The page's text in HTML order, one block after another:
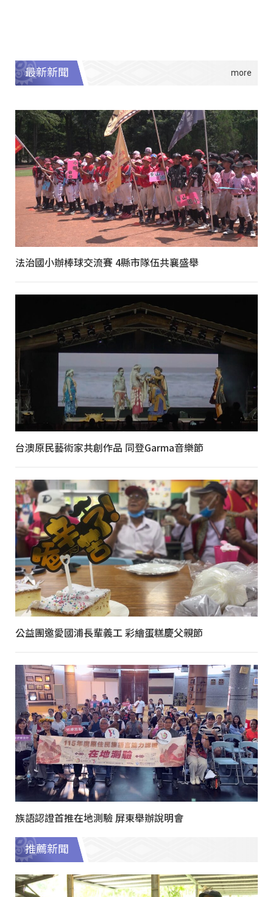
最新新聞
法治國小辦棒球交流賽 4縣市隊伍共襄盛舉
台澳原民藝術家共創作品 同登Garma音樂節
公益團邀愛國浦長輩義工 彩繪蛋糕慶父親節
族語認證首推在地測驗 屏東舉辦說明會
推薦新聞